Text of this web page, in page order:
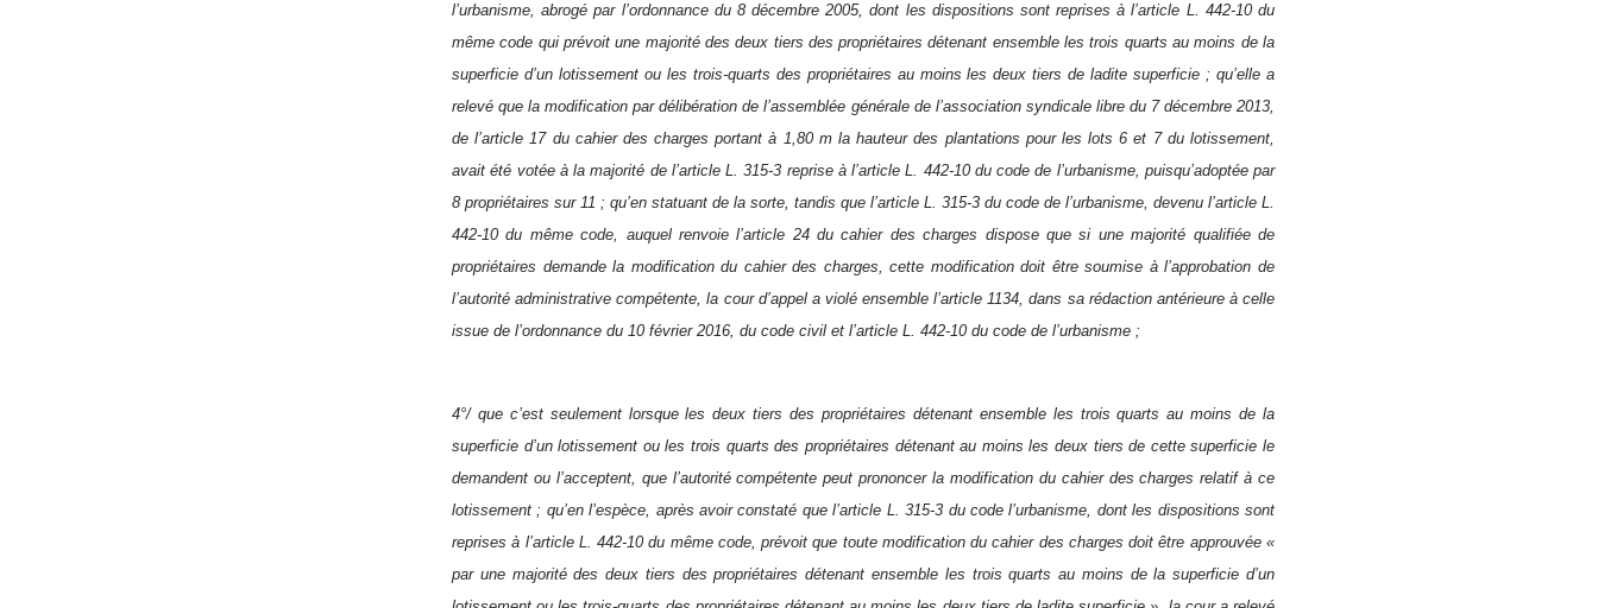
l’urbanisme, abrogé par l’ordonnance du 8 décembre 2005, dont les dispositions sont reprises à l’article L. 442-10 du
même code qui prévoit une majorité des deux tiers des propriétaires détenant ensemble les trois quarts au moins de la
superficie d’un lotissement ou les trois-quarts des propriétaires au moins les deux tiers de ladite superficie ; qu’elle a
relevé que la modification par délibération de l’assemblée générale de l’association syndicale libre du 7 décembre 2013,
de l’article 17 du cahier des charges portant à 1,80 m la hauteur des plantations pour les lots 6 et 7 du lotissement,
avait été votée à la majorité de l’article L. 315-3 reprise à l’article L. 442-10 du code de l’urbanisme, puisqu’adoptée par
8 propriétaires sur 11 ; qu’en statuant de la sorte, tandis que l’article L. 315-3 du code de l’urbanisme, devenu l’article L.
442-10 du même code, auquel renvoie l’article 24 du cahier des charges dispose que si une majorité qualifiée de
propriétaires demande la modification du cahier des charges, cette modification doit être soumise à l’approbation de
l’autorité administrative compétente, la cour d’appel a violé ensemble l’article 1134, dans sa rédaction antérieure à celle
issue de l’ordonnance du 10 février 2016, du code civil et l’article L. 442-10 du code de l’urbanisme ;
4°/ que c’est seulement lorsque les deux tiers des propriétaires détenant ensemble les trois quarts au moins de la
superficie d’un lotissement ou les trois quarts des propriétaires détenant au moins les deux tiers de cette superficie le
demandent ou l’acceptent, que l’autorité compétente peut prononcer la modification du cahier des charges relatif à ce
lotissement ; qu’en l’espèce, après avoir constaté que l’article L. 315-3 du code l’urbanisme, dont les dispositions sont
reprises à l’article L. 442-10 du même code, prévoit que toute modification du cahier des charges doit être approuvée «
par une majorité des deux tiers des propriétaires détenant ensemble les trois quarts au moins de la superficie d’un